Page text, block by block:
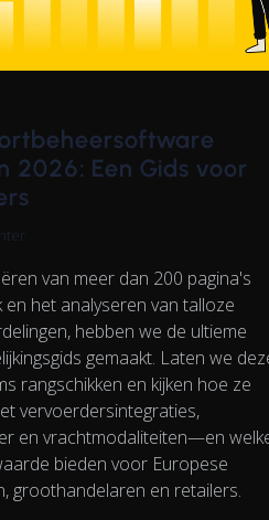
2026: Een Gids voor
van meer dan 200 pagina's
het analyseren van talloze
hebben we de ultieme
gemaakt. Laten we
rangschikken en kijken hoe ze
vervoerdersintegraties,
en vrachtmodaliteiten—en
bieden voor Europese
groothandelaren en retailers.